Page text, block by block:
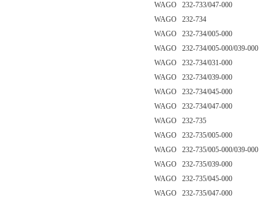
WAGO 232-733/047-000
WAGO 232-734
WAGO 232-734/005-000
WAGO 232-734/005-000/039-000
WAGO 232-734/031-000
WAGO 232-734/039-000
WAGO 232-734/045-000
WAGO 232-734/047-000
WAGO 232-735
WAGO 232-735/005-000
WAGO 232-735/005-000/039-000
WAGO 232-735/039-000
WAGO 232-735/045-000
WAGO 232-735/047-000